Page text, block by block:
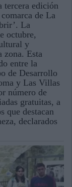
edición
de La
La
octubre,
y
zona. Esta
entre la
de Desarrollo
y Las Villas
número de
gratuitas, a
que destacan
declarados